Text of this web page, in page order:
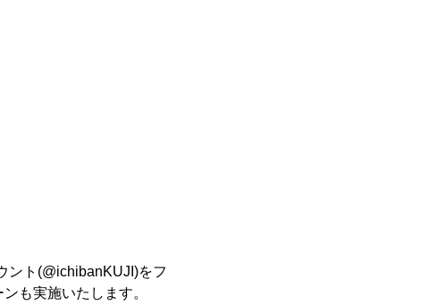
ント(@ichibanKUJI)をフ
も実施いたします。